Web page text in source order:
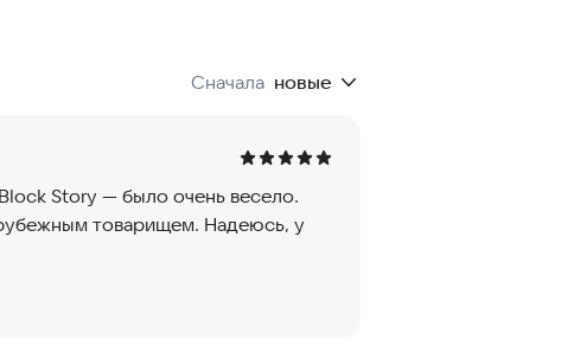
Сначала новые
Story — было очень весело.
товарищем. Надеюсь, у